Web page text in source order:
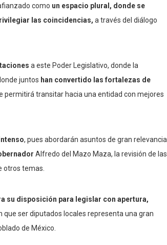
como un espacio plural, donde se
las coincidencias, a través del diálogo
a este Poder Legislativo, donde la
juntos han convertido las fortalezas de
permitirá transitar hacia una entidad con mejores
, pues abordarán asuntos de gran relevancia
Alfredo del Mazo Maza, la revisión de las
otros temas.
su disposición para legislar con apertura,
que ser diputados locales representa una gran
de México.